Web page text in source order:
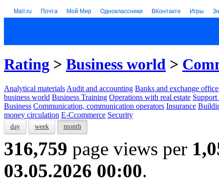
Mail.ru Почта Мой Мир Одноклассники ВКонтакте Игры
Rating > Business world >
Analytical materials Audit and accounting Banks and exchange
business world Business Training Operations with real estate Support
Business Communication, communication operators Insurance
money circulation E-Ccommerce Security
day week month
316,759 page views per
03.05.2026 00:00.